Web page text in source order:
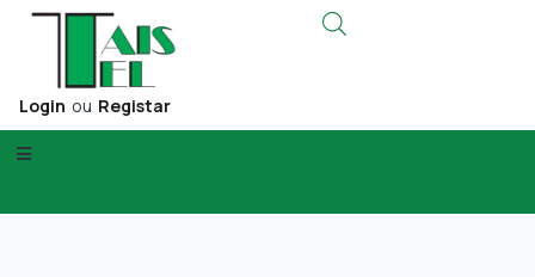
Login ou Registar